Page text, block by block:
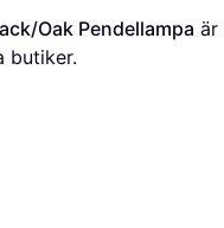
Oak Pendellampa är
butiker.